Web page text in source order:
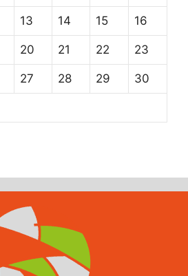
13 14 15 16
20 21 22 23
27 28 29 30